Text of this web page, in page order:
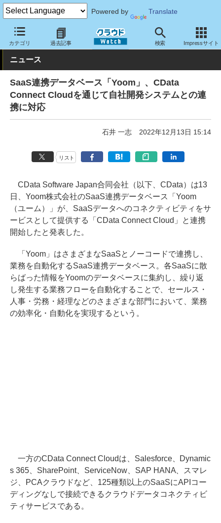
Powered by Translate
カテゴリ 過去記事 検索 Impressサイト
クラウド Watch トピック 協業・提携 国内
ニュース
SaaS連携データベース「Yoom」、CData
Connect Cloudを通じて自社開発システムとの連
携に対応
石井 一志 2022年12月13日 15:14
リスト
CData Software Japan合同会社（以下、CData）は13
日、Yoom株式会社のSaaS連携データベース「Yoom
（ユーム）」が、SaaSデータへのコネクティビティをサ
ービスとして提供する「CData Connect Cloud」と連携
開始したと発表した。
「Yoom」はさまざまなSaaSとノーコードで連携し、
業務を自動化するSaaS連携データベース。各SaaSに散
らばった情報をYoomのデータベースに集約し、繰り返
し発生する業務フローを自動化することで、セールス・
人事・労務・経理などのさまざまな部門において、業務
の効率化・自動化を実現するという。
一方のCData Connect Cloudは、Salesforce、Dynamic
s 365、SharePoint、ServiceNow、SAP HANA、スマレ
ジ、PCAクラウドなど、125種類以上のSaaSにAPIコー
ディングなしで接続できるクラウドデータコネクティビ
ティサービスである。